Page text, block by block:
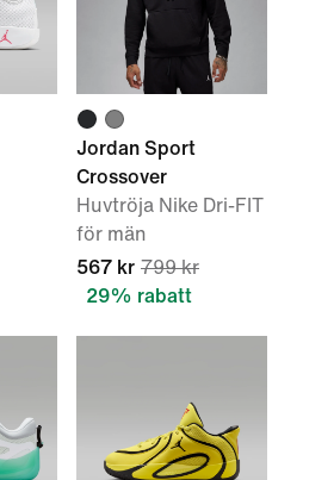
Jordan Sport
Crossover
Huvtröja Nike Dri-FIT
för män
567 kr 799 kr
29% rabatt